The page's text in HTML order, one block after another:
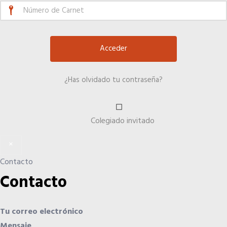
Quiero recibir el Newsletter / El Anuario
¿Has olvidado tu contraseña?
Colegiado invitado
Contacto
Contacto
Tu correo electrónico